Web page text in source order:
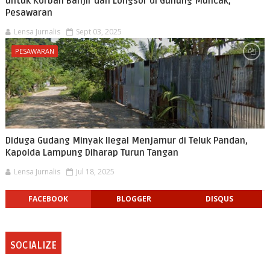
Pesawaran
Lensa Jurnalis Sept 03, 2025
PESAWARAN
Diduga Gudang Minyak Ilegal Menjamur di Teluk Pandan,
Kapolda Lampung Diharap Turun Tangan
Lensa Jurnalis Jul 18, 2025
FACEBOOK BLOGGER DISQUS
SOCIALIZE